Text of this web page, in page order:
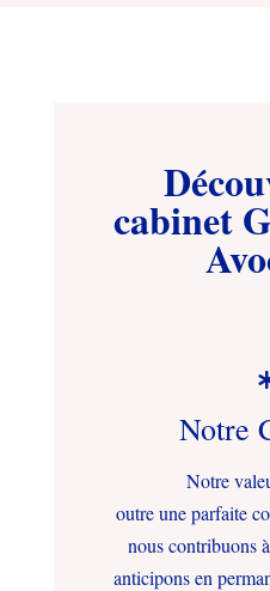
cabinet
Notre
Notre
outre une parfaite
nous contribuons
anticipons en